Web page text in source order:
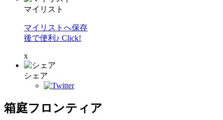
マイリスト
マイリストへ保存
後で便利♪ Click!
x
シェア
箱庭フロンティア